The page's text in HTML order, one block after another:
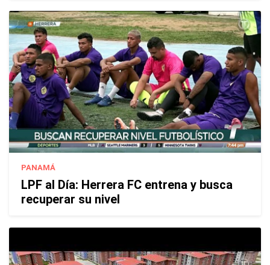
PANAMÁ
LPF al Día: Herrera FC entrena y busca
recuperar su nivel